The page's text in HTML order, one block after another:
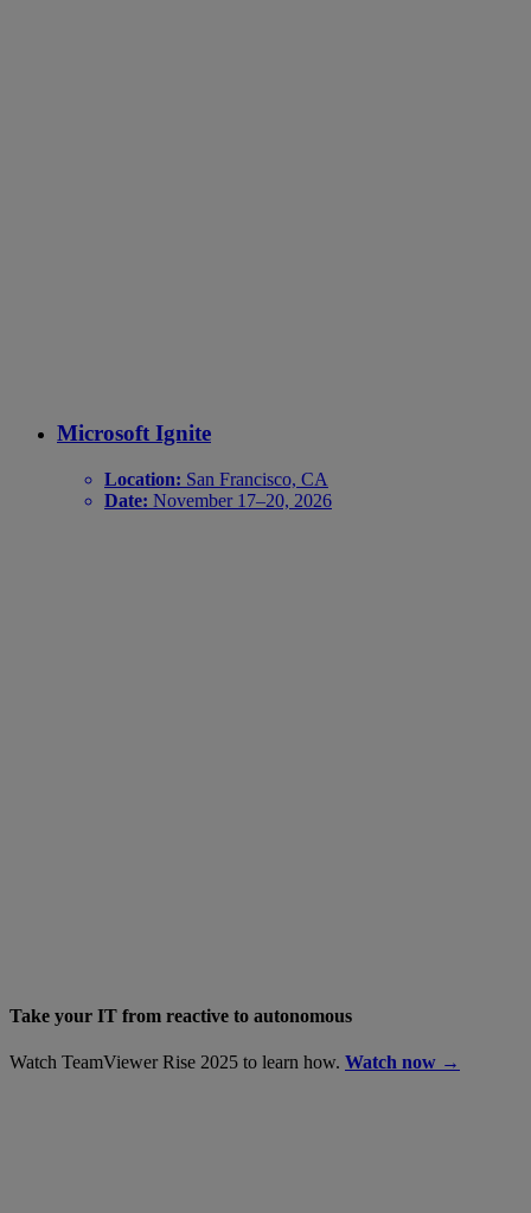
Microsoft Ignite
Location: San Francisco, CA
Date: November 17–20, 2026
Take your IT from reactive to autonomous
Watch TeamViewer Rise 2025 to learn how. Watch now →